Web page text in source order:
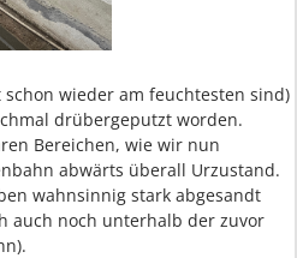
wieder am feuchtesten sind)
drübergeputzt worden.
Bereichen, wie wir nun
abwärts überall Urzustand.
wahnsinnig stark abgesandt
auch noch unterhalb der zuvor